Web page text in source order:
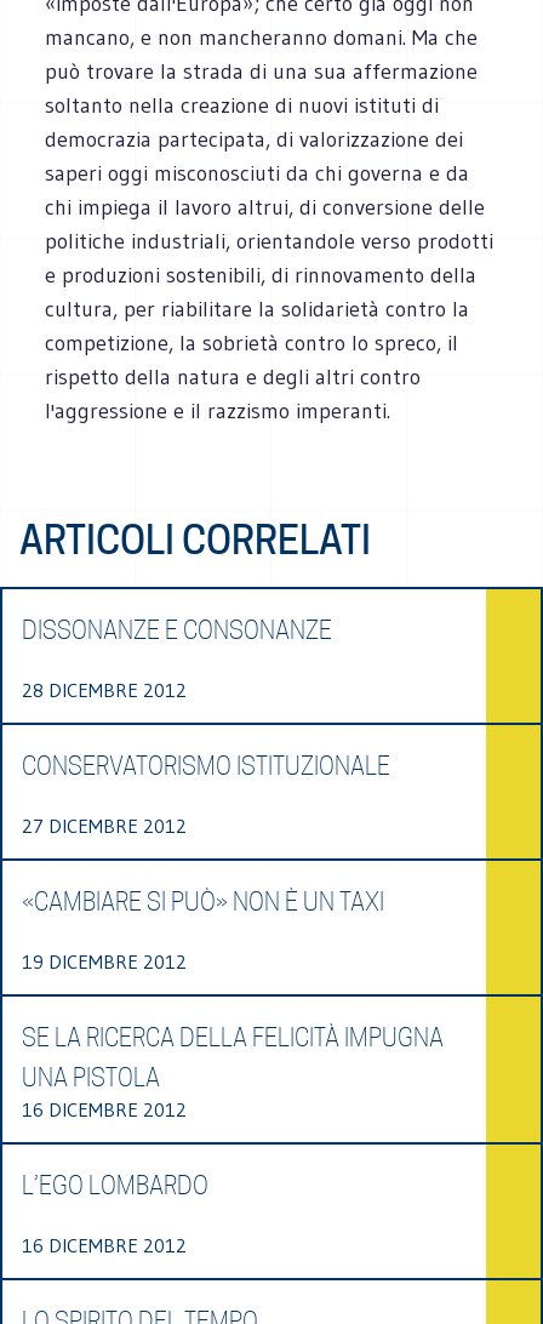
mancano, e non mancheranno domani. Ma che
può trovare la strada di una sua affermazione
soltanto nella creazione di nuovi istituti di
democrazia partecipata, di valorizzazione dei
saperi oggi misconosciuti da chi governa e da
chi impiega il lavoro altrui, di conversione delle
politiche industriali, orientandole verso prodotti
e produzioni sostenibili, di rinnovamento della
cultura, per riabilitare la solidarietà contro la
competizione, la sobrietà contro lo spreco, il
rispetto della natura e degli altri contro
l'aggressione e il razzismo imperanti.
ARTICOLI CORRELATI
DISSONANZE E CONSONANZE
28 DICEMBRE 2012
CONSERVATORISMO ISTITUZIONALE
27 DICEMBRE 2012
«CAMBIARE SI PUÒ» NON È UN TAXI
19 DICEMBRE 2012
SE LA RICERCA DELLA FELICITÀ IMPUGNA
UNA PISTOLA
16 DICEMBRE 2012
L’EGO LOMBARDO
16 DICEMBRE 2012